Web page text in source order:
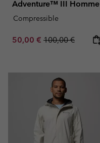
Adventure™ III Homme
Compressible
Sale price:
50,00 € Regular price:
100,00 €